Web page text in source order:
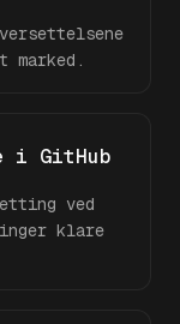
i GitHub
ved
klare